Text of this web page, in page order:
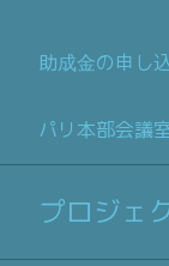
助成金の申し
パリ本部会議
プロジェ